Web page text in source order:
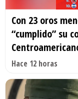
Con 23 oros
“cumplido” su
Hace 12 horas